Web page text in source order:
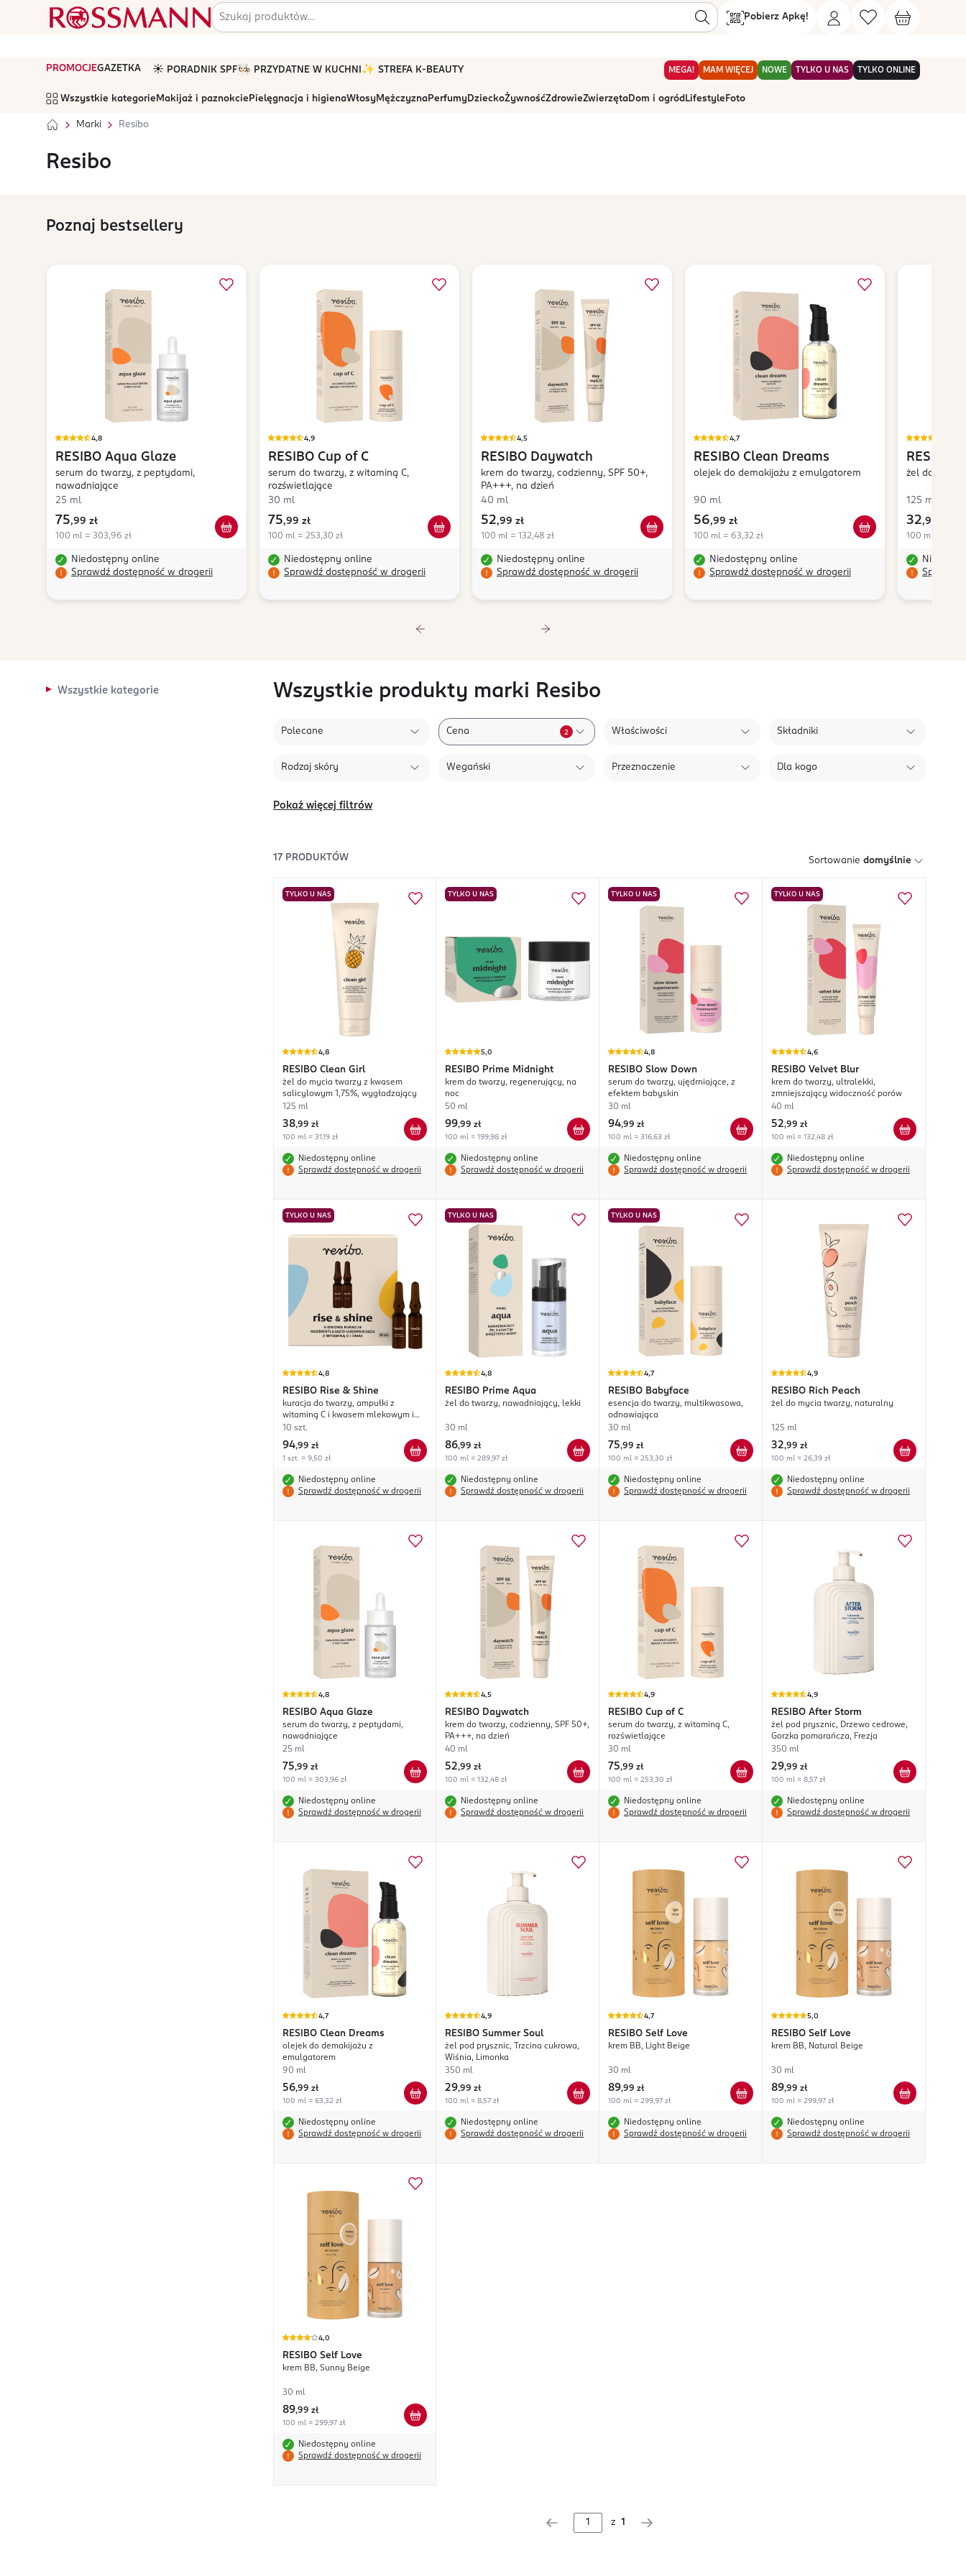
Pobierz Apkę!
PROMOCJEGAZETKA ☀️ PORADNIK SPF🧑🏻‍🍳 PRZYDATNE W KUCHNI ✨ STREFA K-BEAUTY MEGA! MAM WIĘCEJ NOWE TYLKO U NAS TYLKO ONLINE
Wszystkie kategorie Makijaż i paznokcie Pielęgnacja i higienaWłosyMężczyznaPerfumyDzieckoŻywnośćZdrowieZwierzętaDom i ogród Lifestyle Foto
Marki Resibo
Resibo
Poznaj bestsellery
4,8
RESIBO Aqua Glaze
serum do twarzy, z peptydami,
nawadniające
25 ml
75,99 zł
100 ml = 303,96 zł
Niedostępny online
Sprawdź dostępność w drogerii
4,9
RESIBO Cup of C
serum do twarzy, z witaminą C,
rozświetlające
30 ml
75,99 zł
100 ml = 253,30 zł
Niedostępny online
Sprawdź dostępność w drogerii
4,5
RESIBO Daywatch
krem do twarzy, codzienny, SPF 50+,
PA+++, na dzień
40 ml
52,99 zł
100 ml = 132,48 zł
Niedostępny online
Sprawdź dostępność w drogerii
4,7
RESIBO Clean Dreams
olejek do demakijażu z emulgatorem
90 ml
56,99 zł
100 ml = 63,32 zł
Niedostępny online
Sprawdź dostępność w drogerii
RESIBO
żel do
125 ml
32,99 zł
100 ml =
Sprawdź
Wszystkie kategorie Wszystkie produkty marki Resibo
Polecane Cena 2 Właściwości Składniki
Rodzaj skóry Wegański Przeznaczenie Dla kogo
Pokaż więcej filtrów
17 PRODUKTÓW Sortowanie domyślnie
TYLKO U NAS
4,8
RESIBO Clean Girl
żel do mycia twarzy z kwasem
salicylowym 1,75%, wygładzający
125 ml
38,99 zł
100 ml = 31,19 zł
Niedostępny online
Sprawdź dostępność w drogerii
TYLKO U NAS
5,0
RESIBO Prime Midnight
krem do twarzy, regenerujący, na
noc
50 ml
99,99 zł
100 ml = 199,98 zł
Niedostępny online
Sprawdź dostępność w drogerii
TYLKO U NAS
4,8
RESIBO Slow Down
serum do twarzy, ujędrniające, z
efektem babyskin
30 ml
94,99 zł
100 ml = 316,63 zł
Niedostępny online
Sprawdź dostępność w drogerii
TYLKO U NAS
4,6
RESIBO Velvet Blur
krem do twarzy, ultralekki,
zmniejszający widoczność porów
40 ml
52,99 zł
100 ml = 132,48 zł
Niedostępny online
Sprawdź dostępność w drogerii
TYLKO U NAS
4,8
RESIBO Rise & Shine
kuracja do twarzy, ampułki z
witaminą C i kwasem mlekowym i
DMAE
10 szt.
94,99 zł
1 szt. = 9,50 zł
Niedostępny online
Sprawdź dostępność w drogerii
TYLKO U NAS
4,8
RESIBO Prime Aqua
żel do twarzy, nawadniający, lekki
30 ml
86,99 zł
100 ml = 289,97 zł
Niedostępny online
Sprawdź dostępność w drogerii
TYLKO U NAS
4,7
RESIBO Babyface
esencja do twarzy, multikwasowa,
odnawiająca
30 ml
75,99 zł
100 ml = 253,30 zł
Niedostępny online
Sprawdź dostępność w drogerii
4,9
RESIBO Rich Peach
żel do mycia twarzy, naturalny
125 ml
32,99 zł
100 ml = 26,39 zł
Niedostępny online
Sprawdź dostępność w drogerii
4,8
RESIBO Aqua Glaze
serum do twarzy, z peptydami,
nawadniające
25 ml
75,99 zł
100 ml = 303,96 zł
Niedostępny online
Sprawdź dostępność w drogerii
4,5
RESIBO Daywatch
krem do twarzy, codzienny, SPF 50+,
PA+++, na dzień
40 ml
52,99 zł
100 ml = 132,48 zł
Niedostępny online
Sprawdź dostępność w drogerii
4,9
RESIBO Cup of C
serum do twarzy, z witaminą C,
rozświetlające
30 ml
75,99 zł
100 ml = 253,30 zł
Niedostępny online
Sprawdź dostępność w drogerii
4,9
RESIBO After Storm
żel pod prysznic, Drzewo cedrowe,
Gorzka pomarańcza, Frezja
350 ml
29,99 zł
100 ml = 8,57 zł
Niedostępny online
Sprawdź dostępność w drogerii
4,7
RESIBO Clean Dreams
olejek do demakijażu z
emulgatorem
90 ml
56,99 zł
100 ml = 63,32 zł
Niedostępny online
Sprawdź dostępność w drogerii
4,9
RESIBO Summer Soul
żel pod prysznic, Trzcina cukrowa,
Wiśnia, Limonka
350 ml
29,99 zł
100 ml = 8,57 zł
Niedostępny online
Sprawdź dostępność w drogerii
4,7
RESIBO Self Love
krem BB, Light Beige
30 ml
89,99 zł
100 ml = 299,97 zł
Niedostępny online
Sprawdź dostępność w drogerii
5,0
RESIBO Self Love
krem BB, Natural Beige
30 ml
89,99 zł
100 ml = 299,97 zł
Niedostępny online
Sprawdź dostępność w drogerii
4,0
RESIBO Self Love
krem BB, Sunny Beige
30 ml
89,99 zł
100 ml = 299,97 zł
Niedostępny online
Sprawdź dostępność w drogerii
z 1